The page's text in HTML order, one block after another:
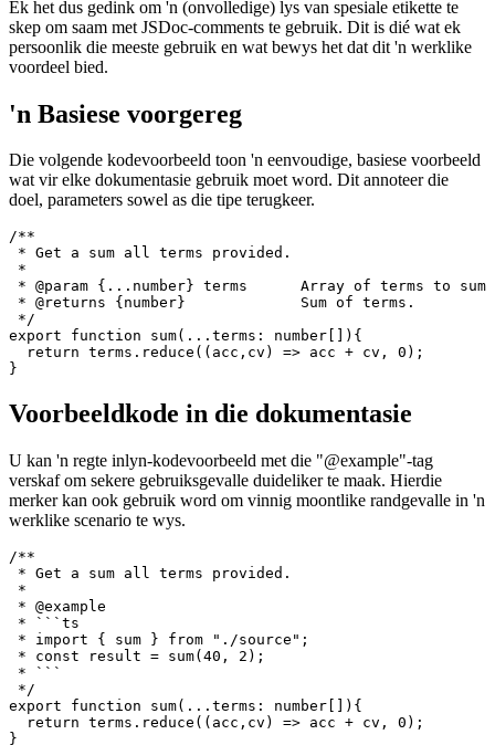
om vinniger by die kode in te kom ingeval jy na 'n paar maande
daarna terugkeer.
Ek het dus gedink om 'n (onvolledige) lys van spesiale etikette te
persoonlik die meeste gebruik en wat bewys het dat dit 'n werklike
voordeel bied.
'n Basiese voorgereg
wat vir elke dokumentasie gebruik moet word. Dit annoteer die
doel, parameters sowel as die tipe terugkeer.
/**
* Get a sum all terms provided.
*
* @param {...number} terms      Array of terms to sum
* @returns {number}             Sum of terms.
  return terms.reduce((acc,cv) => acc + cv, 0);
Voorbeeldkode in die dokumentasie
U kan 'n regte inlyn-kodevoorbeeld met die "@example"-tag
merker kan ook gebruik word om vinnig moontlike randgevalle in 'n
werklike scenario te wys.
/**
* Get a sum all terms provided.
*
* @example
* ```ts
* import { sum } from "./source";
* const result = sum(40, 2);
* ```